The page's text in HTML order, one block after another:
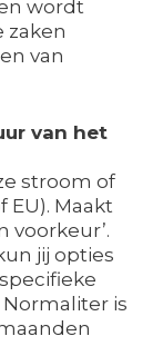
wordt
zaken
van
van het
stroom of
EU). Maakt
voorkeur’.
jij opties
is